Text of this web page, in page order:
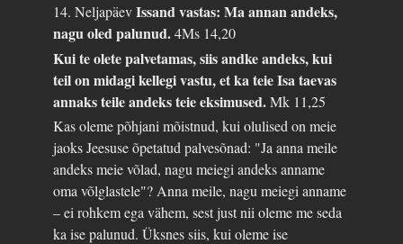
14. NeljapäevIssand vastas: Ma annan andeks,
nagu oled palunud.4Ms 14,20
Kui te olete palvetamas, siis andke andeks, kui
teil on midagi kellegi vastu, et ka teie Isa taevas
annaks teile andeks teie eksimused.Mk 11,25
Kas oleme põhjani mõistnud, kui olulised on meie
jaoks Jeesuse õpetatud palvesõnad: "Ja anna meile
andeks meie võlad, nagu meiegi andeks anname
oma võlglastele"? Anna meile, nagu meiegi anname
– ei rohkem ega vähem, sest just nii oleme me seda
ka ise palunud. Üksnes siis, kui oleme ise